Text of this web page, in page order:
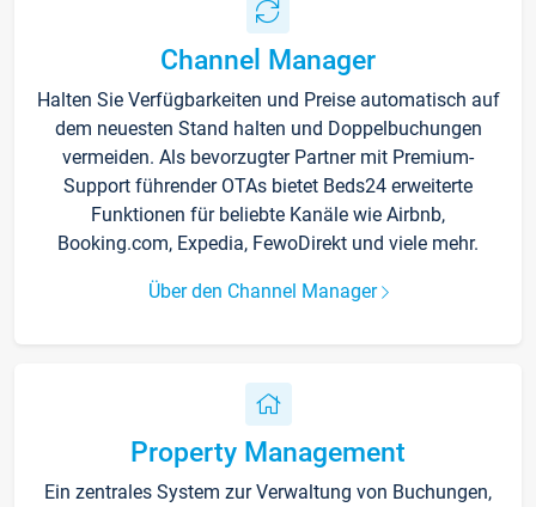
Channel Manager
Halten Sie Verfügbarkeiten und Preise automatisch auf
dem neuesten Stand halten und Doppelbuchungen
vermeiden. Als bevorzugter Partner mit Premium-
Support führender OTAs bietet Beds24 erweiterte
Funktionen für beliebte Kanäle wie Airbnb,
Booking.com, Expedia, FewoDirekt und viele mehr.
Über den Channel Manager
Property Management
Ein zentrales System zur Verwaltung von Buchungen,